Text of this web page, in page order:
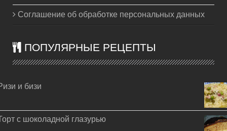
Соглашение об обработке персональных данных
ПОПУЛЯРНЫЕ РЕЦЕПТЫ
и бизи
с шоколадной глазурью